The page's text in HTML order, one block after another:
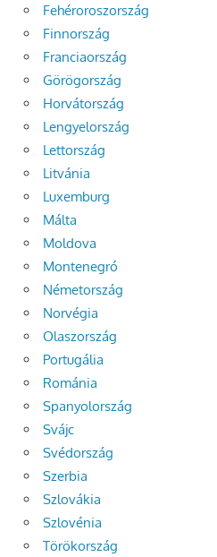
Fehéroroszország
Finnország
Franciaország
Görögország
Horvátország
Lengyelország
Lettország
Litvánia
Luxemburg
Málta
Moldova
Montenegró
Németország
Norvégia
Olaszország
Portugália
Románia
Spanyolország
Svájc
Svédország
Szerbia
Szlovákia
Szlovénia
Törökország